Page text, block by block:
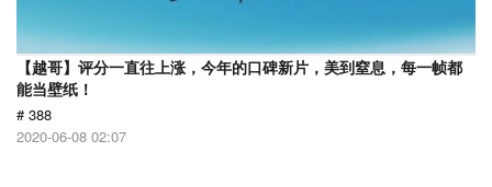
【越哥】评分一直往上涨，今年的口碑新片，美到窒息，每一帧都
能当壁纸！
# 388
2020-06-08 02:07